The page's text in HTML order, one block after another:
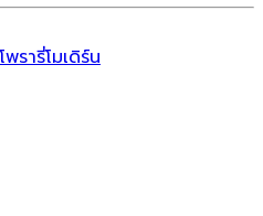
พรารี่โมเดิร์น